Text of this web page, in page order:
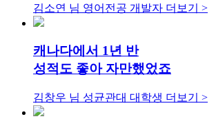
김소연 님 영어전공 개발자 더보기 >
캐나다에서 1년 반
성적도 좋아 자만했었죠
김창우 님 성균관대 대학생 더보기 >